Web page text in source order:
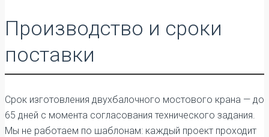
Производство и сроки
поставки
Срок изготовления двухбалочного мостового крана — до
65 дней с момента согласования технического задания.
Мы не работаем по шаблонам: каждый проект проходит